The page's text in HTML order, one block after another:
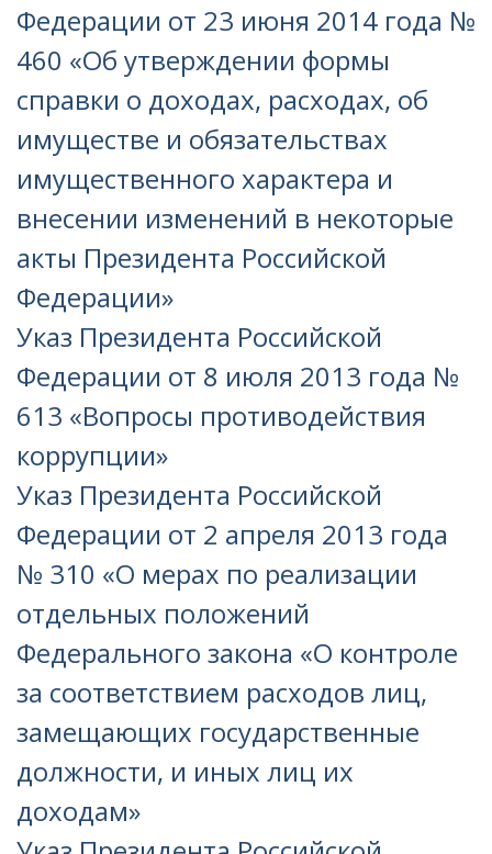
Федерации от 23 июня 2014 года №
460 «Об утверждении формы
справки о доходах, расходах, об
имуществе и обязательствах
имущественного характера и
внесении изменений в некоторые
акты Президента Российской
Федерации»
Указ Президента Российской
Федерации от 8 июля 2013 года №
613 «Вопросы противодействия
коррупции»
Указ Президента Российской
Федерации от 2 апреля 2013 года
№ 310 «О мерах по реализации
отдельных положений
Федерального закона «О контроле
за соответствием расходов лиц,
замещающих государственные
должности, и иных лиц их
доходам»